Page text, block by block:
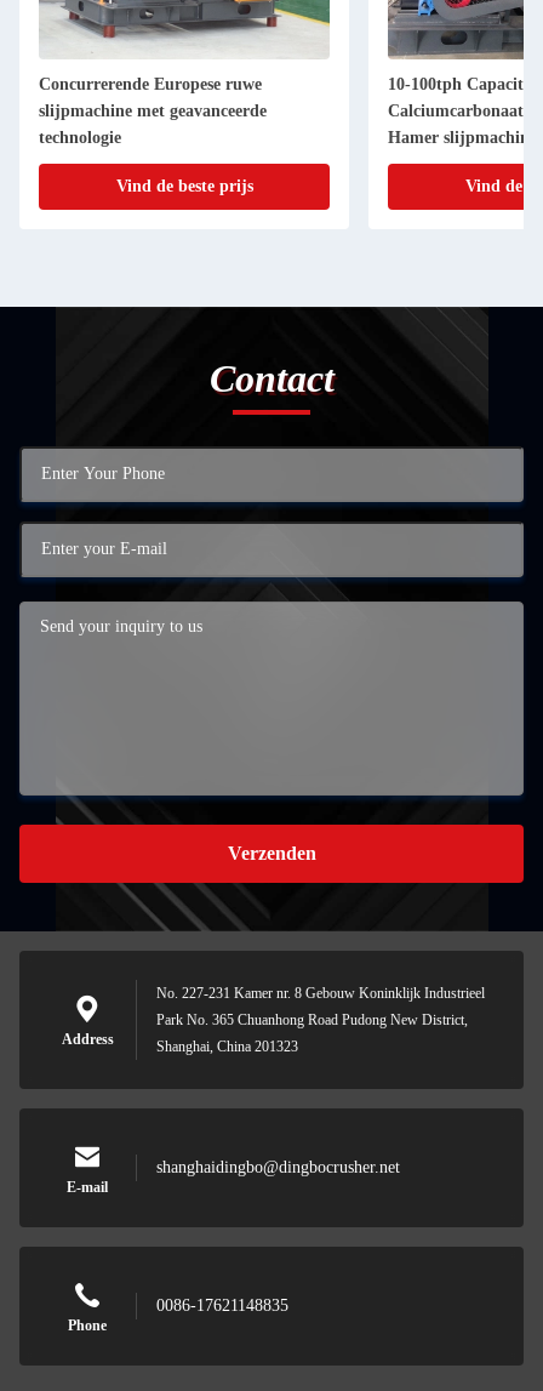
Concurrerende Europese ruwe
slijpmachine met geavanceerde
technologie
Vind de beste prijs
10-100tph
Calciumcarbonaat
Hamer slijpmachine
Vind de
Contact
Verzenden
Address
No. 227-231 Kamer nr. 8 Gebouw Koninklijk Industrieel
Park No. 365 Chuanhong Road Pudong New District,
Shanghai, China 201323
E-mail
shanghaidingbo@dingbocrusher.net
Phone
0086-17621148835